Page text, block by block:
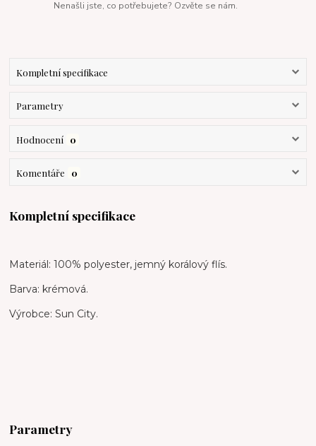
Nenašli jste, co potřebujete? Ozvěte se nám.
Kompletní specifikace
Parametry
Hodnocení 0
Komentáře 0
Kompletní specifikace
Materiál: 100% polyester, jemný korálový flís.
Barva: krémová.
Výrobce: Sun City.
Parametry